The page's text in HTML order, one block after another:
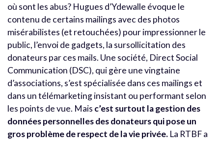
où sont les abus? Hugues d’Ydewalle évoque le
contenu de certains mailings avec des photos
misérabilistes (et retouchées) pour impressionner le
public, l’envoi de gadgets, la sursollicitation des
donateurs par ces mails. Une société, Direct Social
Communication (DSC), qui gère une vingtaine
d’associations, s’est spécialisée dans ces mailings et
dans un télémarketing insistant ou performant selon
les points de vue. Mais c’est surtout la gestion des
données personnelles des donateurs qui pose un
gros problème de respect de la vie privée. La RTBF a